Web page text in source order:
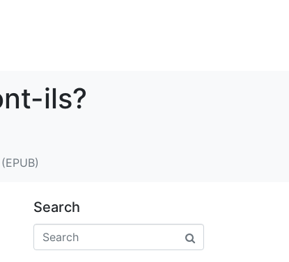
ils?
Search